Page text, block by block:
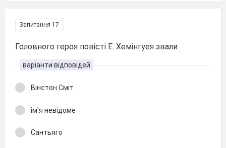
Запитання 17
Головного героя повісті Е. Хемінгуея звали
варіанти відповідей
Вінстон Сміт
ім'я невідоме
Сантьяго